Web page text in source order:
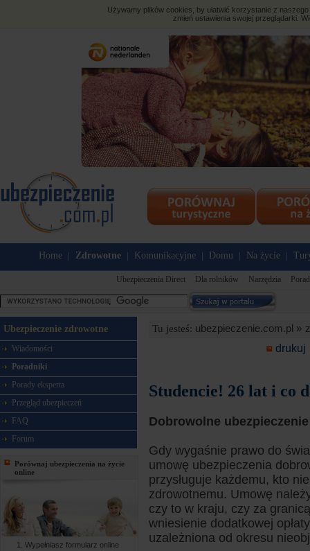
Używamy plików cookies, by ułatwić korzystanie z
zmień ustawienia swojej przeglądarki.
Home Zdrowotne Komunikacyjne Domu Na życie
Ubezpieczenia Direct Dla rolników Narzędzia
Ubezpieczenie zdrowotne
Wiadomości
Poradniki
Porady eksperta
Przegląd ubezpieczeń
FAQ
Forum
Porównaj ubezpieczenia na życie
online
Wypełniasz formularz online
Tu jesteś: ubezpieczenie.com.pl »
drukuj
Studencie! 26 lat i co
Dobrowolne
Gdy wygaśnie prawo do
umowę ubezpieczenia
przysługuje każdemu, kto
zdrowotnemu. Umowę
czy to w kraju, czy za
wniesienie dodatkowej
uzależniona od okresu